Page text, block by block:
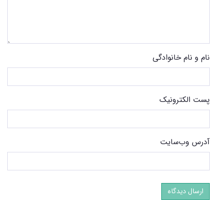
نام و نام خانوادگی
پست الکترونیک
آدرس وب‌سایت
ارسال دیدگاه